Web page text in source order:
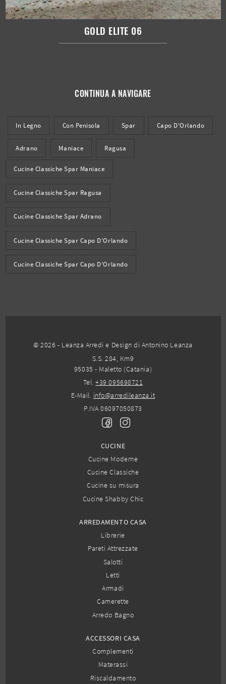
GOLD ELITE 06
CONTINUA A NAVIGARE
In Legno Con Penisola Spar Capo D'Orlando
Adrano Maniace Ragusa
Cucine Classiche Spar Maniace
Cucine Classiche Spar Ragusa
Cucine Classiche Spar Adrano
Cucine Classiche Spar Capo D'Orlando
Cucine Classiche Spar Capo D'Orlando
© 2026 - Leanza Arredi e Design di Antonino Leanza
S.S. 284, Km9
95035 - Maletto (Catania)
Tel.+39 095698721
E-Mail. info@arredileanza.it
P.IVA 06097050873
CUCINE
Cucine Moderne
Cucine Classiche
Cucine su misura
Cucine Shabby Chic
ARREDAMENTO CASA
Librerie
Pareti Attrezzate
Salotti
Letti
Armadi
Camerette
Arredo Bagno
ACCESSORI CASA
Complementi
Materassi
Riscaldamento